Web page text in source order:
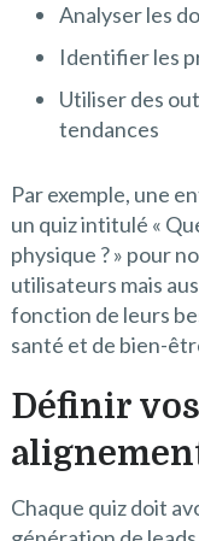
Analyser les
Identifier les
Utiliser des
tendances
Par exemple, une
un quiz intitulé «
physique ? » pour
utilisateurs mais
fonction de leurs
santé et de bien-
Définir
Chaque quiz doit